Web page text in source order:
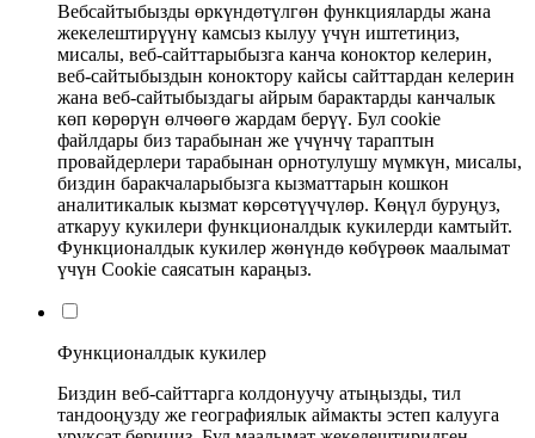
Вебсайтыбызды өркүндөтүлгөн функцияларды жана
жекелештирүүнү камсыз кылуу үчүн иштетиңиз,
мисалы, веб-сайттарыбызга канча коноктор келерин,
веб-сайтыбыздын коноктору кайсы сайттардан келерин
жана веб-сайтыбыздагы айрым барактарды канчалык
көп көрөрүн өлчөөгө жардам берүү. Бул cookie
файлдары биз тарабынан же үчүнчү тараптын
провайдерлери тарабынан орнотулушу мүмкүн, мисалы,
биздин баракчаларыбызга кызматтарын кошкон
аналитикалык кызмат көрсөтүүчүлөр. Көңүл буруңуз,
аткаруу кукилери функционалдык кукилерди камтыйт.
Функционалдык кукилер жөнүндө көбүрөөк маалымат
үчүн Cookie саясатын караңыз.
Функционалдык кукилер
Биздин веб-сайттарга колдонуучу атыңызды, тил
тандооңузду же географиялык аймакты эстеп калууга